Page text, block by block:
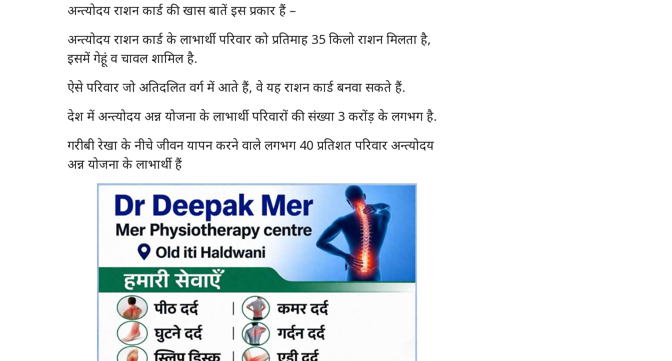
अन्त्योदय राशन कार्ड की खास बातें इस प्रकार हैं –
अन्त्योदय राशन कार्ड के लाभार्थी परिवार को प्रतिमाह 35 किलो राशन मिलता है,
इसमें गेहूं व चावल शामिल है.
ऐसे परिवार जो अतिदलित वर्ग में आते हैं, वे यह राशन कार्ड बनवा सकते हैं.
देश में अन्त्योदय अन्न योजना के लाभार्थी परिवारों की संख्या 3 करोंड़ के लगभग है.
गरीबी रेखा के नीचे जीवन यापन करने वाले लगभग 40 प्रतिशत परिवार अन्त्योदय
अन्न योजना के लाभार्थी हैं